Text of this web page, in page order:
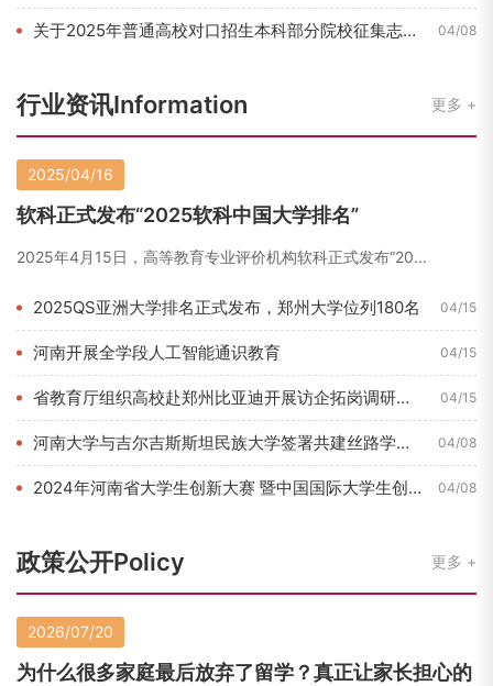
关于2025年普通高校对口招生本科部分院校征集志愿的通知 04/08
行业资讯Information 更多
2025/04/16
软科正式发布“2025软科中国大学排名”
2025年4月15日，高等教育专业评价机构软科正式发布“20...
2025QS亚洲大学排名正式发布，郑州大学位列180名 04/15
河南开展全学段人工智能通识教育 04/15
省教育厅组织高校赴郑州比亚迪开展访企拓岗调研活动 04/15
河南大学与吉尔吉斯斯坦民族大学签署共建丝路学院合作协议 04/08
2024年河南省大学生创新大赛 暨中国国际大学生创新大赛河南... 04/08
政策公开Policy 更多
2026/07/20
为什么很多家庭最后放弃了留学？真正让家长担心的